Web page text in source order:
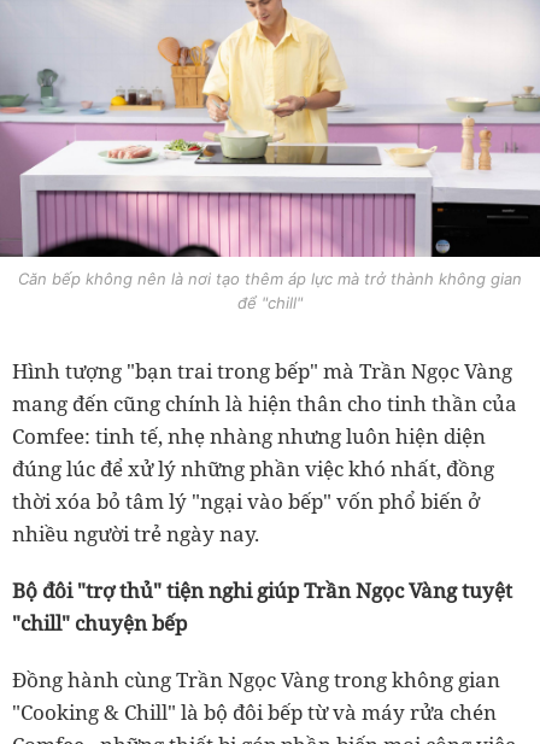
Căn bếp không nên là nơi tạo thêm áp lực mà trở thành không gian
để "chill"
Hình tượng "bạn trai trong bếp" mà Trần Ngọc Vàng
mang đến cũng chính là hiện thân cho tinh thần của
Comfee: tinh tế, nhẹ nhàng nhưng luôn hiện diện
đúng lúc để xử lý những phần việc khó nhất, đồng
thời xóa bỏ tâm lý "ngại vào bếp" vốn phổ biến ở
nhiều người trẻ ngày nay.
Bộ đôi "trợ thủ" tiện nghi giúp Trần Ngọc Vàng tuyệt
"chill" chuyện bếp
Đồng hành cùng Trần Ngọc Vàng trong không gian
"Cooking & Chill" là bộ đôi bếp từ và máy rửa chén